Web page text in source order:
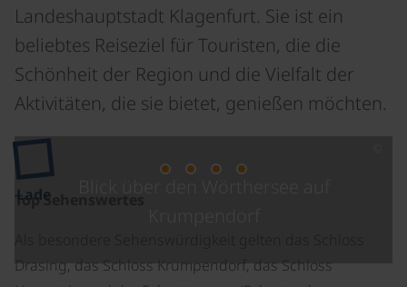
Landeshauptstadt Klagenfurt. Sie ist ein
beliebtes Reiseziel für Touristen, die die
Schönheit der Region und die Vielfalt der
Aktivitäten, die sie bietet, genießen möchten.
Lade
Top Sehenswertes
Drasing, das Schloss Krumpendorf, das Schloss